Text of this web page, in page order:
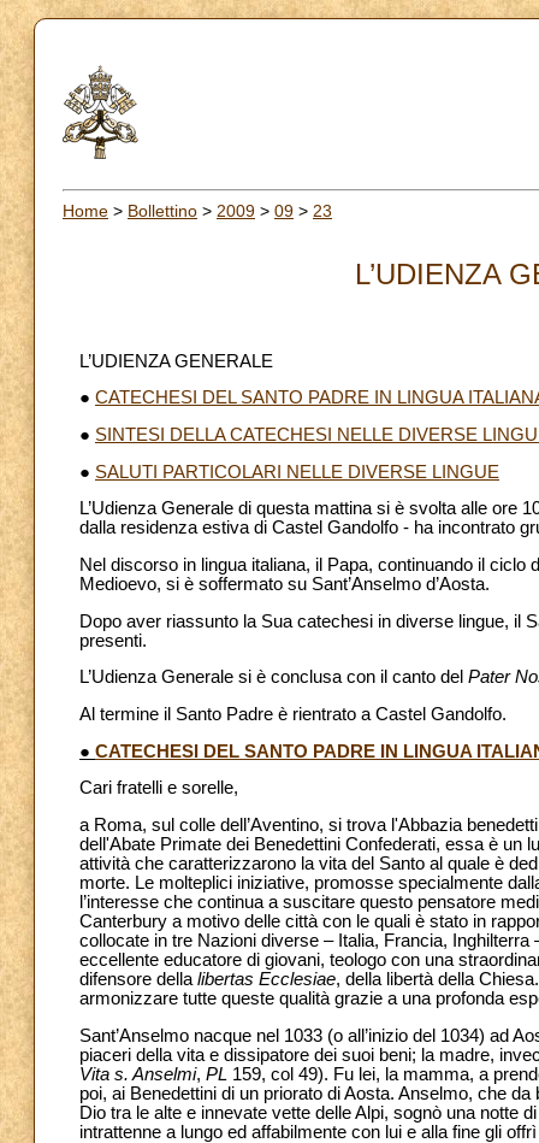
Home > Bollettino > 2009 > 09 > 23
L’UDIENZA
L’UDIENZA GENERALE
● CATECHESI DEL SANTO PADRE IN LINGUA
● SINTESI DELLA CATECHESI NELLE DIVERSE
● SALUTI PARTICOLARI NELLE DIVERSE LINGUE
L’Udienza Generale di questa mattina si è svolta alle ore
dalla residenza estiva di Castel Gandolfo - ha incontrato
Nel discorso in lingua italiana, il Papa, continuando il
Medioevo, si è soffermato su Sant’Anselmo d’Aosta.
Dopo aver riassunto la Sua catechesi in diverse lingue, il
presenti.
L’Udienza Generale si è conclusa con il canto del Pater
Al termine il Santo Padre è rientrato a Castel Gandolfo.
● CATECHESI DEL SANTO PADRE IN LINGUA
Cari fratelli e sorelle,
a Roma, sul colle dell’Aventino, si trova l'Abbazia
dell'Abate Primate dei Benedettini Confederati, essa è un
attività che caratterizzarono la vita del Santo al quale è
morte. Le molteplici iniziative, promosse specialmente
l’interesse che continua a suscitare questo pensatore
Canterbury a motivo delle città con le quali è stato in
collocate in tre Nazioni diverse – Italia, Francia,
eccellente educatore di giovani, teologo con una
difensore della libertas Ecclesiae, della libertà della
armonizzare tutte queste qualità grazie a una profonda
Sant’Anselmo nacque nel 1033 (o all’inizio del 1034) ad
piaceri della vita e dissipatore dei suoi beni; la madre,
Vita s. Anselmi, PL 159, col 49). Fu lei, la mamma, a
poi, ai Benedettini di un priorato di Aosta. Anselmo, che
Dio tra le alte e innevate vette delle Alpi, sognò una notte
intrattenne a lungo ed affabilmente con lui e alla fine gli